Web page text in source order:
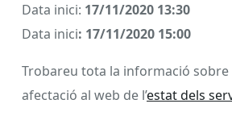
Data inici: 17/11/2020 13:30
Data inici: 17/11/2020 15:00
Trobareu tota la informació sobre
afectació al web de l’estat dels